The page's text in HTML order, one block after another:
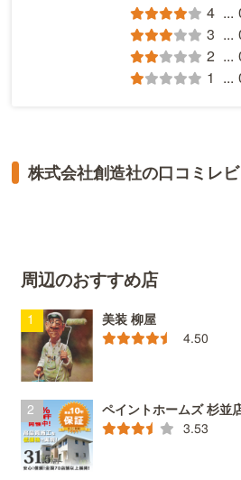
4 ...
3 ...
2 ...
1 ...
株式会社創造社の口コミレ
周辺のおすすめ店
美装 柳屋
4.50
ペイントホームズ 杉並
3.53